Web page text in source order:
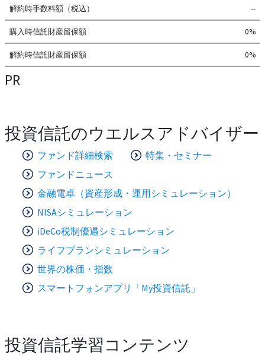
解約時手数料額（税込） --
購入時信託財産留保額 0%
解約時信託財産留保額 0%
PR
投資信託のウエルスアドバイザー
ファンド詳細検索
特集・セミナー
ファンドニュース
金融電卓（資産形成・運用シミュレーション）
NISAシミュレーション
iDeCo税制優遇シミュレーション
ライフプランシミュレーション
世界の株価・指数
スマートフォンアプリ「My投資信託」
投資信託学習コンテンツ